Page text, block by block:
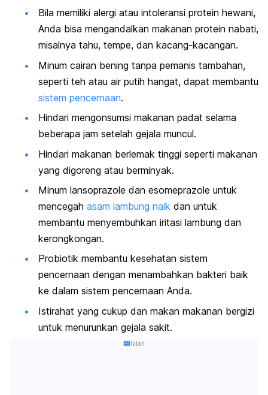
Bila memiliki alergi atau intoleransi protein hewani,
Anda bisa mengandalkan makanan protein nabati,
misalnya tahu, tempe, dan kacang-kacangan.
Minum cairan bening tanpa pemanis tambahan,
seperti teh atau air putih hangat, dapat membantu
sistem pencernaan.
Hindari mengonsumsi makanan padat selama
beberapa jam setelah gejala muncul.
Hindari makanan berlemak tinggi seperti makanan
yang digoreng atau berminyak.
Minum lansoprazole dan esomeprazole untuk
mencegah asam lambung naik dan untuk
membantu menyembuhkan iritasi lambung dan
kerongkongan.
Probiotik membantu kesehatan sistem
pencernaan dengan menambahkan bakteri baik
ke dalam sistem pencernaan Anda.
Istirahat yang cukup dan makan makanan bergizi
untuk menurunkan gejala sakit.
Iklan